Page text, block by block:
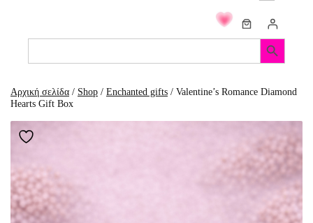
Search
Search Button
Αρχική σελίδα / Shop / Enchanted gifts / Valentine’s Romance Diamond
Hearts Gift Box